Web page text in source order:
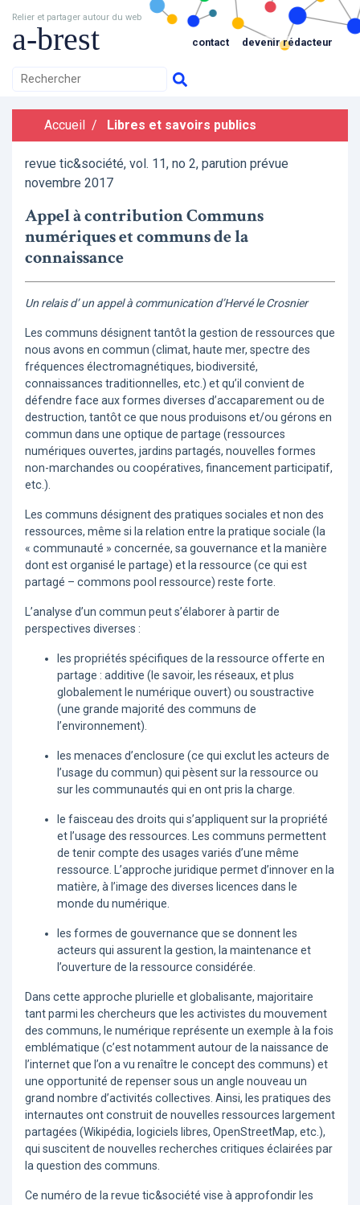
Relier et partager autour du web
a-brest contact devenir rédacteur
Accueil / Libres et savoirs publics
revue tic&société, vol. 11, no 2, parution prévue
novembre 2017
Appel à contribution Communs
numériques et communs de la
connaissance
Un relais d’ un appel à communication d’Hervé le Crosnier
Les communs désignent tantôt la gestion de ressources que
nous avons en commun (climat, haute mer, spectre des
fréquences électromagnétiques, biodiversité,
connaissances traditionnelles, etc.) et qu’il convient de
défendre face aux formes diverses d’accaparement ou de
destruction, tantôt ce que nous produisons et/ou gérons en
commun dans une optique de partage (ressources
numériques ouvertes, jardins partagés, nouvelles formes
non-marchandes ou coopératives, financement participatif,
etc.).
Les communs désignent des pratiques sociales et non des
ressources, même si la relation entre la pratique sociale (la
« communauté » concernée, sa gouvernance et la manière
dont est organisé le partage) et la ressource (ce qui est
partagé – commons pool ressource) reste forte.
L’analyse d’un commun peut s’élaborer à partir de
perspectives diverses :
les propriétés spécifiques de la ressource offerte en
partage : additive (le savoir, les réseaux, et plus
globalement le numérique ouvert) ou soustractive
(une grande majorité des communs de
l’environnement).
les menaces d’enclosure (ce qui exclut les acteurs de
l’usage du commun) qui pèsent sur la ressource ou
sur les communautés qui en ont pris la charge.
le faisceau des droits qui s’appliquent sur la propriété
et l’usage des ressources. Les communs permettent
de tenir compte des usages variés d’une même
ressource. L’approche juridique permet d’innover en la
matière, à l’image des diverses licences dans le
monde du numérique.
les formes de gouvernance que se donnent les
acteurs qui assurent la gestion, la maintenance et
l’ouverture de la ressource considérée.
Dans cette approche plurielle et globalisante, majoritaire
tant parmi les chercheurs que les activistes du mouvement
des communs, le numérique représente un exemple à la fois
emblématique (c’est notamment autour de la naissance de
l’internet que l’on a vu renaître le concept des communs) et
une opportunité de repenser sous un angle nouveau un
grand nombre d’activités collectives. Ainsi, les pratiques des
internautes ont construit de nouvelles ressources largement
partagées (Wikipédia, logiciels libres, OpenStreetMap, etc.),
qui suscitent de nouvelles recherches critiques éclairées par
la question des communs.
Ce numéro de la revue tic&société vise à approfondir les